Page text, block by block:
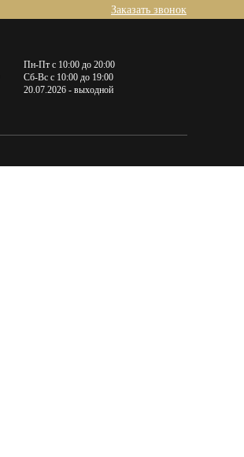
Заказать звонок
Пн-Пт с 10:00 до 20:00
Сб-Вс с 10:00 до 19:00
20.07.2026 - выходной